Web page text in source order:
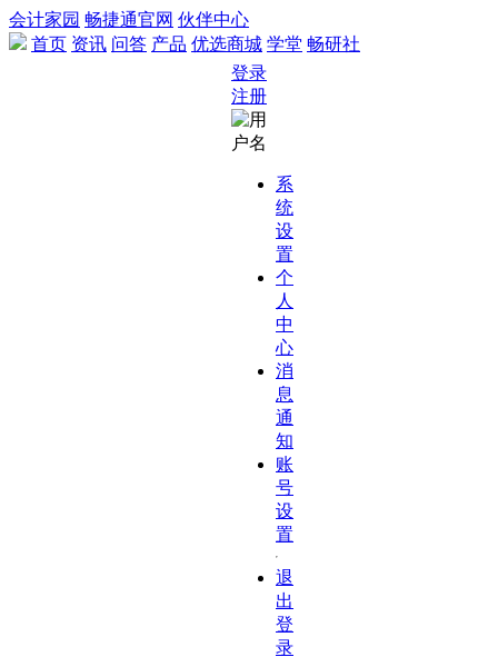
会计家园 畅捷通官网 伙伴中心
首页 资讯 问答 产品 优选商城 学堂 畅研社
登录
注册
系
统
设
置
个
人
中
心
消
息
通
知
账
号
设
置
退
出
登
录